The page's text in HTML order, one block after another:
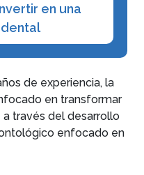
en una
de experiencia, la
en transformar
través del desarrollo
enfocado en